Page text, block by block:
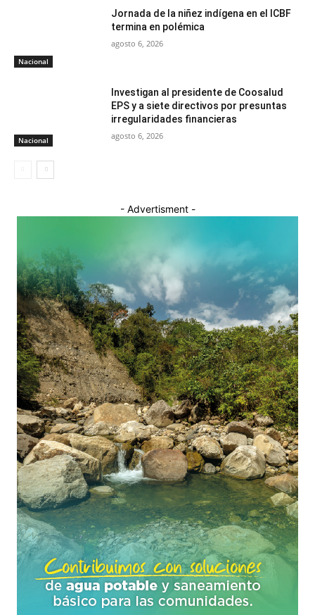
Nacional
Jornada de la niñez indígena en el ICBF
termina en polémica
agosto 6, 2026
Nacional
Investigan al presidente de Coosalud
EPS y a siete directivos por presuntas
irregularidades financieras
agosto 6, 2026
- Advertisment -